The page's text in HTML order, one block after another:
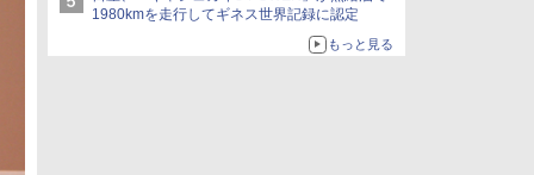
1980kmを走行してギネス世界記録に認定
もっと見る